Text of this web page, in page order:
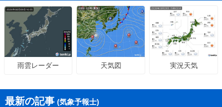
雨雲レーダー 天気図 実況天気
最新の記事 (気象予報士)